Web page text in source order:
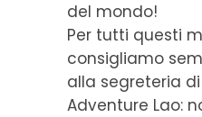
del mondo!
Per tutti questi
consigliamo
alla segreteria
Adventure Lao: